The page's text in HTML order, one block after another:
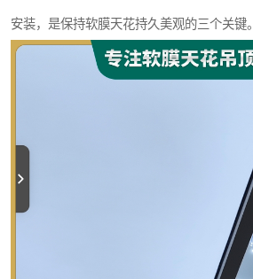
安装，是保持软膜天花持久美观的三个关键。